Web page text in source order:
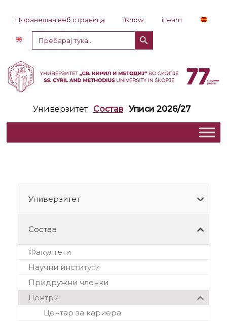
Поранешна веб страница iKnow
iLearn
Пребарај
за:
Копче за пребарување
Универзитет Состав Уписи 2026/27
Универзитет
Состав
Факултети
Научни институти
Придружни членки
Центри
Центар за кариера